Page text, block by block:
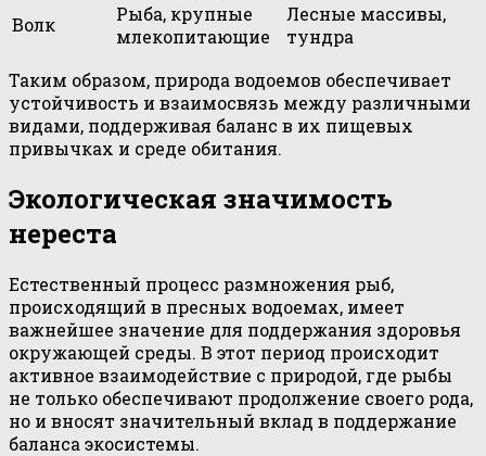
Волк
Рыба, крупные
млекопитающие
Лесные массивы,
тундра
Таким образом, природа водоемов обеспечивает
устойчивость и взаимосвязь между различными
видами, поддерживая баланс в их пищевых
привычках и среде обитания.
Экологическая значимость
нереста
Естественный процесс размножения рыб,
происходящий в пресных водоемах, имеет
важнейшее значение для поддержания здоровья
окружающей среды. В этот период происходит
активное взаимодействие с природой, где рыбы
не только обеспечивают продолжение своего рода,
но и вносят значительный вклад в поддержание
баланса экосистемы.